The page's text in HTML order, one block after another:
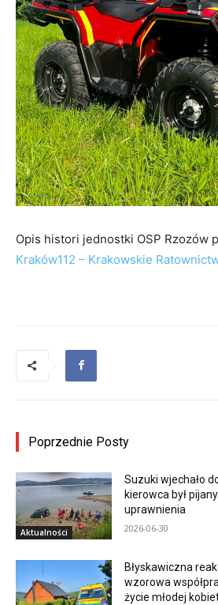
Opis histori jednostki OSP Rzozów
Kraków112 – Krakowskie
Poprzednie Posty
Aktualności
Suzuki wjechało
kierowca był
uprawnienia
2026-06-30
Błyskawiczna
wzorowa
życie młodej